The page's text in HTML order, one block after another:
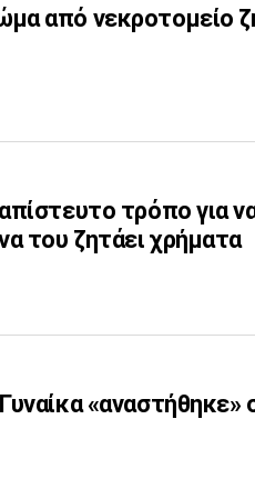
από νεκροτομείο
τρόπο για
του ζητάει χρήματα
«αναστήθηκε»